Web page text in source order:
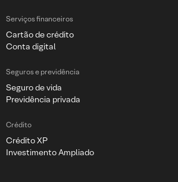
Serviços financeiros
Cartão de crédito
Conta digital
Seguros e previdência
Seguro de vida
Previdência privada
Crédito
Crédito XP
Investimento Ampliado